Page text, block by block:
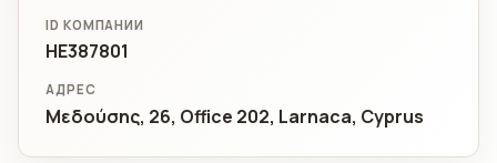
ID КОМПАНИИ
HE387801
АДРЕС
Μεδούσης, 26, Office 202, Larnaca, Cyprus